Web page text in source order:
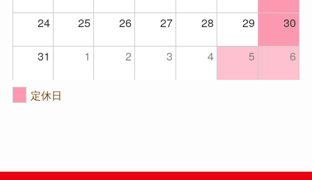
24
25 26 27 28 29
30
31
1 2 3 4 5 6
定休日